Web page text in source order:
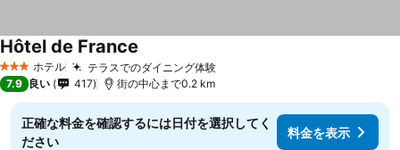
3 ホテルのランク
ホテル テラスでのダイニング体験
Hôtel de France
7.9 良い 417 街の中心まで0.2 km
正確な料金を確認するには日付を選択してく
ださい
料金を表示